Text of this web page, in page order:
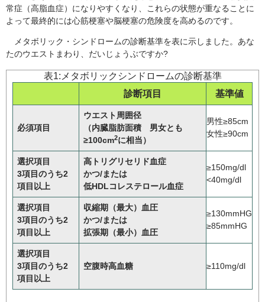
常症（高脂血症）になりやすくなり、これらの状態が重なることに
よって最終的には心筋梗塞や脳梗塞の危険度を高めるのです。
メタボリック・シンドロームの診断基準を表に示しました。あな
たのウエストまわり、だいじょうぶですか?
表1:メタボリックシンドロームの診断基準
診断項目
基準値
必須項目
ウエスト周囲径
（内臓脂肪面積 男女とも
≥100cm2に相当）
男性≥85cm
女性≥90cm
選択項目
3項目のうち2
項目以上
高トリグリセリド血症
かつ/または
低HDLコレステロール血症
≥150mg/dl
<40mg/dl
選択項目
3項目のうち2
項目以上
収縮期（最大）血圧
かつ/または
拡張期（最小）血圧
≥130mmHG
≥85mmHG
選択項目
3項目のうち2
項目以上
空腹時高血糖 ≥110mg/dl